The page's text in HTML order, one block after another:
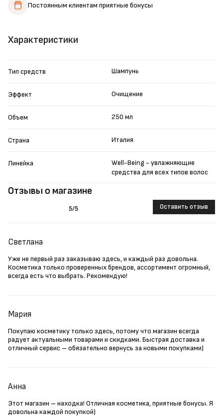
Отзывы о магазине
5/5 Оставить отзыв
Светлана
Уже не первый раз заказываю здесь, и каждый раз довольна.
Косметика только проверенных брендов, ассортимент огромный,
всегда есть что выбрать. Рекомендую!
Мария
Покупаю косметику только здесь, потому что магазин всегда
радует актуальными товарами и скидками. Быстрая доставка и
отличный сервис – обязательно вернусь за новыми покупками)
Анна
Этот магазин – находка! Отличная косметика, приятные бонусы. Я
довольна каждой покупкой)
Характеристики
Тип средств Шампунь
Эффект Очищение
Объем 250 мл
Страна Италия
Линейка
Well-Being - увлажняющие
средства для всех типов волос
Постоянным клиентам приятные бонусы